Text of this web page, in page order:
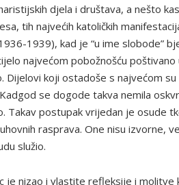
djela i društava, a nešto
tih najvećih katoličkih
1939), kad je “u ime slobode”
najvećom pobožnošću poštivano
Dijelovi koji ostadoše s najvećom
se dogode takva nemila
Takav postupak vrijedan je osude
rasprava. One nisu izvorne,
služio.
je nizao i vlastite refleksije i molitve